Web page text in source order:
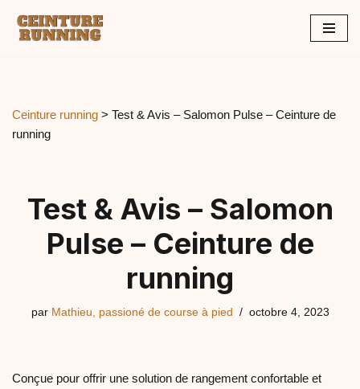
Aller
Ceinture running > Test & Avis – Salomon Pulse – Ceinture de
running
Test & Avis – Salomon
Pulse – Ceinture de
running
par Mathieu, passioné de course à pied octobre 4, 2023
Conçue pour offrir une solution de rangement confortable et